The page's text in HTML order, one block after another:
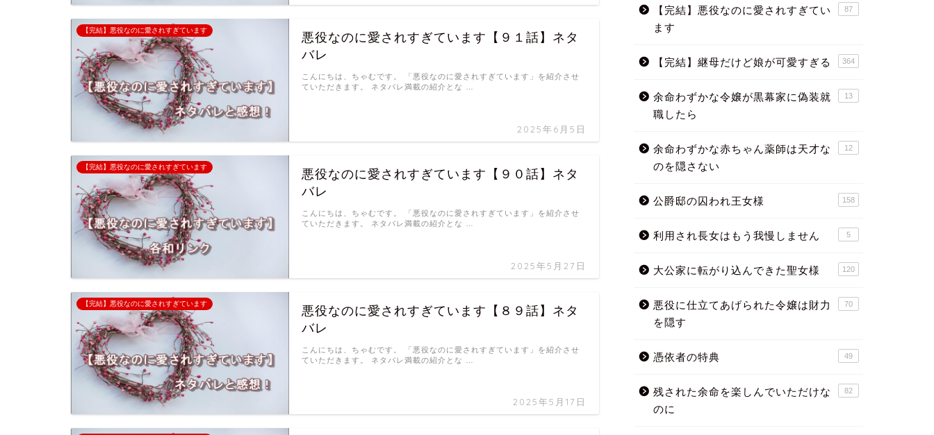
【完結】悪役なのに愛されすぎています
悪役なのに愛されすぎています【９１話】ネタ
バレ
2025年6月5日
こんにちは、ちゃむです。 「悪役なのに愛されすぎています」を紹介させ
ていただきます。 ネタバレ満載の紹介とな …
【完結】悪役なのに愛されすぎています
悪役なのに愛されすぎています【９０話】ネタ
バレ
2025年5月27日
こんにちは、ちゃむです。 「悪役なのに愛されすぎています」を紹介させ
ていただきます。 ネタバレ満載の紹介とな …
【完結】悪役なのに愛されすぎています
悪役なのに愛されすぎています【８９話】ネタ
バレ
2025年5月17日
こんにちは、ちゃむです。 「悪役なのに愛されすぎています」を紹介させ
ていただきます。 ネタバレ満載の紹介とな …
【完結】悪役なのに愛されすぎてい
ます
87
【完結】継母だけど娘が可愛すぎる 364
余命わずかな令嬢が黒幕家に偽装就
職したら
13
余命わずかな赤ちゃん薬師は天才な
のを隠さない
12
公爵邸の囚われ王女様 158
利用され長女はもう我慢しません 5
大公家に転がり込んできた聖女様 120
悪役に仕立てあげられた令嬢は財力
を隠す
70
憑依者の特典 49
残された余命を楽しんでいただけな
のに
82